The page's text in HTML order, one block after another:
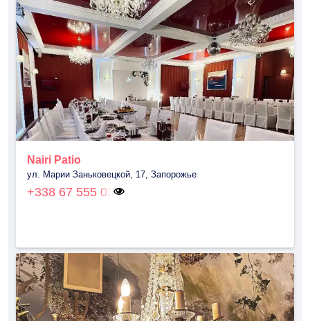
Nairi Patio
ул. Марии Заньковецкой, 17, Запорожье
+338 67 555 03